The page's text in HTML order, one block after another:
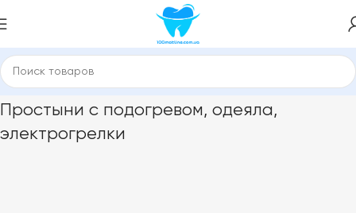
Главная Простыни с подогревом, одеяла, электрогрелки
Простыни с подогревом, одеяла,
электрогрелки